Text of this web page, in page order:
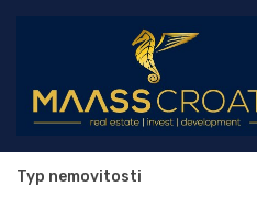
Typ nemovitosti